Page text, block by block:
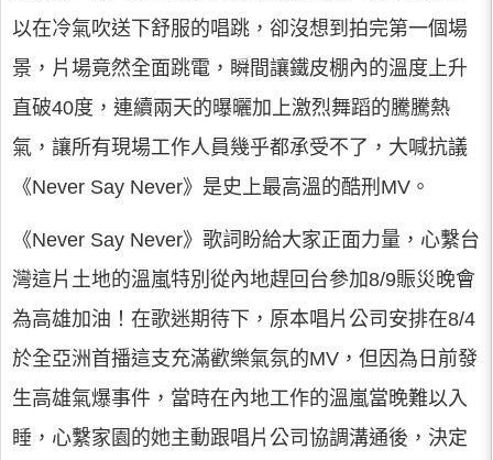
以在冷氣吹送下舒服的唱跳，卻沒想到拍完第一個場
景，片場竟然全面跳電，瞬間讓鐵皮棚內的溫度上升
直破40度，連續兩天的曝曬加上激烈舞蹈的騰騰熱
氣，讓所有現場工作人員幾乎都承受不了，大喊抗議
《Never Say Never》是史上最高溫的酷刑MV。
《Never Say Never》歌詞盼給大家正面力量，心繫台
灣這片土地的溫嵐特別從內地趕回台參加8/9賑災晚會
為高雄加油！在歌迷期待下，原本唱片公司安排在8/4
於全亞洲首播這支充滿歡樂氣氛的MV，但因為日前發
生高雄氣爆事件，當時在內地工作的溫嵐當晚難以入
睡，心繫家園的她主動跟唱片公司協調溝通後，決定